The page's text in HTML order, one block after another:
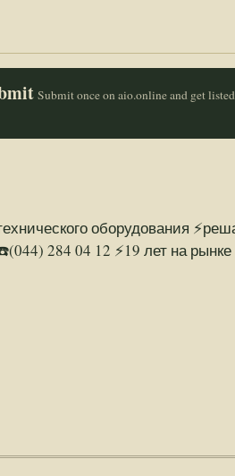
Submit once on aio.online and get
оборудования
284 04 12 ⚡19 лет на рынке